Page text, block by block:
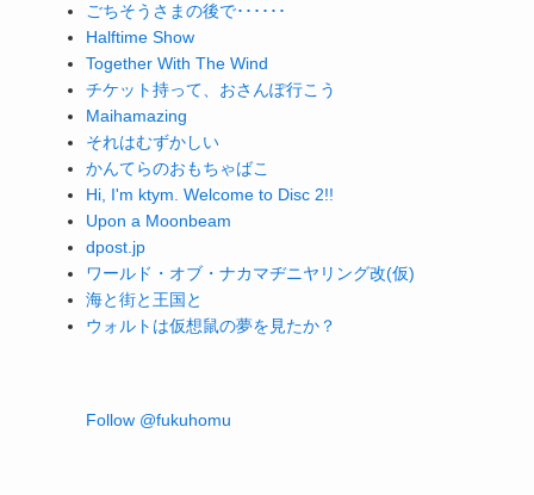
ごちそうさまの後で･･････
Halftime Show
Together With The Wind
チケット持って、おさんぽ行こう
Maihamazing
それはむずかしい
かんてらのおもちゃばこ
Hi, I'm ktym. Welcome to Disc 2!!
Upon a Moonbeam
dpost.jp
ワールド・オブ・ナカマヂニヤリング改(仮)
海と街と王国と
ウォルトは仮想鼠の夢を見たか？
Follow @fukuhomu